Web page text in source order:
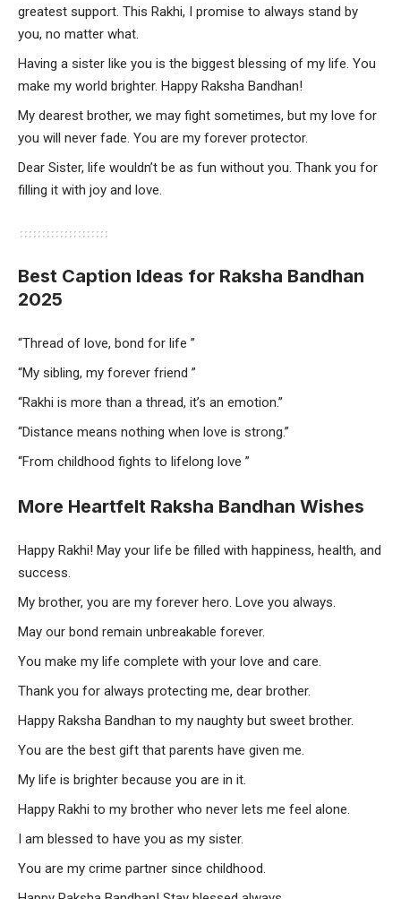
greatest support. This Rakhi, I promise to always stand by
you, no matter what.
Having a sister like you is the biggest blessing of my life. You
make my world brighter. Happy Raksha Bandhan!
My dearest brother, we may fight sometimes, but my love for
you will never fade. You are my forever protector.
Dear Sister, life wouldn’t be as fun without you. Thank you for
filling it with joy and love.
Best Caption Ideas for Raksha Bandhan
2025
“Thread of love, bond for life ”
“My sibling, my forever friend ”
“Rakhi is more than a thread, it’s an emotion.”
“Distance means nothing when love is strong.”
“From childhood fights to lifelong love ”
More Heartfelt Raksha Bandhan Wishes
Happy Rakhi! May your life be filled with happiness, health, and
success.
My brother, you are my forever hero. Love you always.
May our bond remain unbreakable forever.
You make my life complete with your love and care.
Thank you for always protecting me, dear brother.
Happy Raksha Bandhan to my naughty but sweet brother.
You are the best gift that parents have given me.
My life is brighter because you are in it.
Happy Rakhi to my brother who never lets me feel alone.
I am blessed to have you as my sister.
You are my crime partner since childhood.